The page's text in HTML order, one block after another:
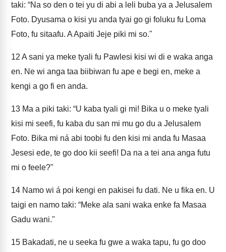
taki: “Na so den o tei yu di abi a leli buba ya a Jelusalem
Foto. Dyusama o kisi yu anda tyai go gi foluku fu Loma
Foto, fu sitaafu. A Apaiti Jeje piki mi so."
12 A sani ya meke tyali fu Pawlesi kisi wi di e waka anga
en. Ne wi anga taa biibiwan fu ape e begi en, meke a
kengi a go fi en anda.
13 Ma a piki taki: “U kaba tyali gi mi! Bika u o meke tyali
kisi mi seefi, fu kaba du san mi mu go du a Jelusalem
Foto. Bika mi ná abi toobi fu den kisi mi anda fu Masaa
Jesesi ede, te go doo kii seefi! Da na a tei ana anga futu
mi o feele?"
14 Namo wi á poi kengi en pakisei fu dati. Ne u fika en. U
taigi en namo taki: “Meke ala sani waka enke fa Masaa
Gadu wani."
15 Bakadati, ne u seeka fu gwe a waka tapu, fu go doo